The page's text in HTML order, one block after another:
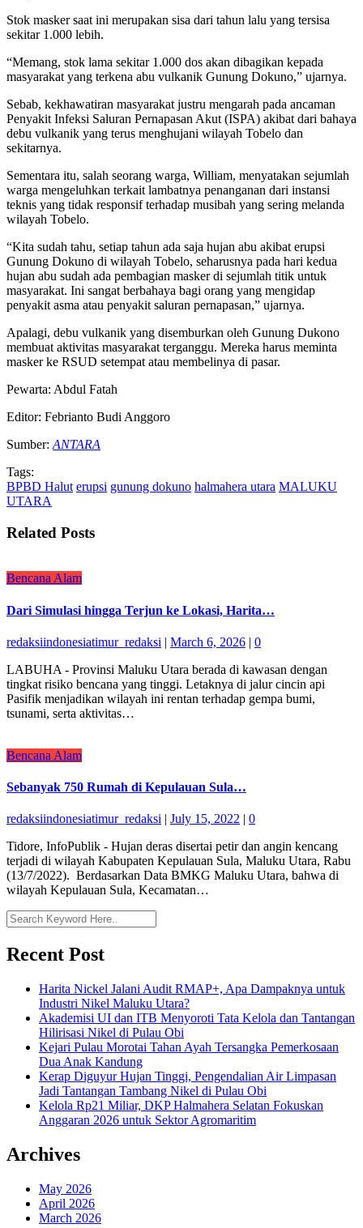
Stok masker saat ini merupakan sisa dari tahun lalu yang tersisa
sekitar 1.000 lebih.
“Memang, stok lama sekitar 1.000 dos akan dibagikan kepada
masyarakat yang terkena abu vulkanik Gunung Dokuno,” ujarnya.
Sebab, kekhawatiran masyarakat justru mengarah pada ancaman
Penyakit Infeksi Saluran Pernapasan Akut (ISPA) akibat dari bahaya
debu vulkanik yang terus menghujani wilayah Tobelo dan
sekitarnya.
Sementara itu, salah seorang warga, William, menyatakan sejumlah
warga mengeluhkan terkait lambatnya penanganan dari instansi
teknis yang tidak responsif terhadap musibah yang sering melanda
wilayah Tobelo.
“Kita sudah tahu, setiap tahun ada saja hujan abu akibat erupsi
Gunung Dokuno di wilayah Tobelo, seharusnya pada hari kedua
hujan abu sudah ada pembagian masker di sejumlah titik untuk
masyarakat. Ini sangat berbahaya bagi orang yang mengidap
penyakit asma atau penyakit saluran pernapasan,” ujarnya.
Apalagi, debu vulkanik yang disemburkan oleh Gunung Dukono
membuat aktivitas masyarakat terganggu. Mereka harus meminta
masker ke RSUD setempat atau membelinya di pasar.
Pewarta: Abdul Fatah
Editor: Febrianto Budi Anggoro
Sumber: ANTARA
Tags:
BPBD Halut erupsi gunung dokuno halmahera utara MALUKU
UTARA
Related Posts
Bencana Alam
Dari Simulasi hingga Terjun ke Lokasi, Harita…
redaksiindonesiatimur_redaksi | March 6, 2026 | 0
LABUHA - Provinsi Maluku Utara berada di kawasan dengan
tingkat risiko bencana yang tinggi. Letaknya di jalur cincin api
Pasifik menjadikan wilayah ini rentan terhadap gempa bumi,
tsunami, serta aktivitas…
Bencana Alam
Sebanyak 750 Rumah di Kepulauan Sula…
redaksiindonesiatimur_redaksi | July 15, 2022 | 0
Tidore, InfoPublik - Hujan deras disertai petir dan angin kencang
terjadi di wilayah Kabupaten Kepulauan Sula, Maluku Utara, Rabu
(13/7/2022). Berdasarkan Data BMKG Maluku Utara, bahwa di
wilayah Kepulauan Sula, Kecamatan…
Recent Post
Harita Nickel Jalani Audit RMAP+, Apa Dampaknya untuk
Industri Nikel Maluku Utara?
Akademisi UI dan ITB Menyoroti Tata Kelola dan Tantangan
Hilirisasi Nikel di Pulau Obi
Kejari Pulau Morotai Tahan Ayah Tersangka Pemerkosaan
Dua Anak Kandung
Kerap Diguyur Hujan Tinggi, Pengendalian Air Limpasan
Jadi Tantangan Tambang Nikel di Pulau Obi
Kelola Rp21 Miliar, DKP Halmahera Selatan Fokuskan
Anggaran 2026 untuk Sektor Agromaritim
Archives
May 2026
April 2026
March 2026